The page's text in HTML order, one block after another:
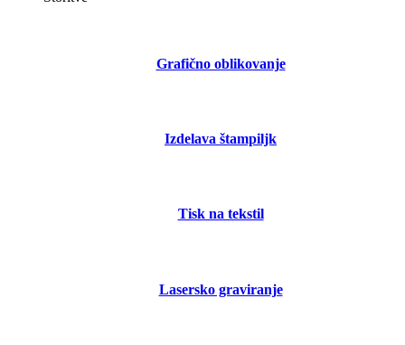
Grafično oblikovanje
Izdelava štampiljk
Tisk na tekstil
Lasersko graviranje